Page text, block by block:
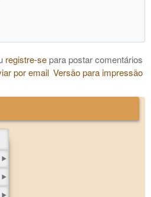
registre-separa postar comentários
Versão para impressão
por email